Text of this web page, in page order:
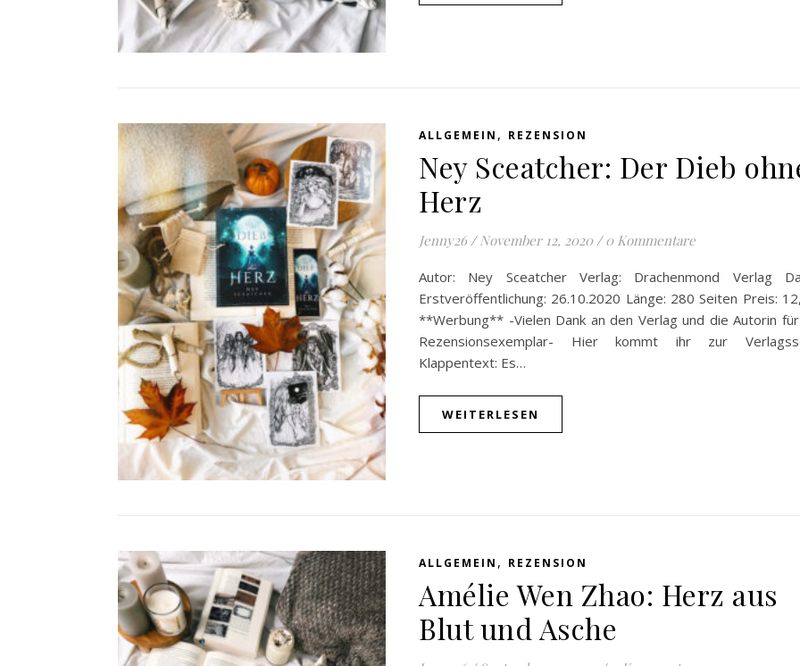
ALLGEMEIN , REZENSION
Ney Sceatcher: Der Dieb
Herz
Jenny26 / November 12, 2020 / 0 Kommentare
Autor: Ney Sceatcher Verlag: Drachenmond Verlag
Erstveröffentlichung: 26.10.2020 Länge: 280 Seiten Preis:
**Werbung** -Vielen Dank an den Verlag und die Autorin
Rezensionsexemplar- Hier kommt ihr zur
Klappentext: Es…
WEITERLESEN
ALLGEMEIN , REZENSION
Amélie Wen Zhao: Herz aus
Blut und Asche